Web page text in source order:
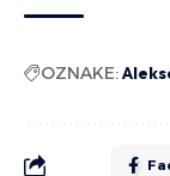
OZNAKE: